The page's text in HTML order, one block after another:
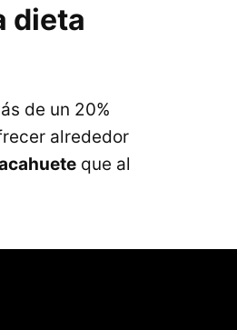
dieta
de un 20%
alrededor
que al